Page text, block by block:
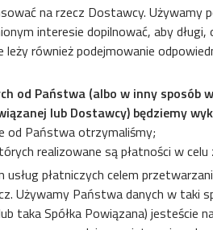
na rzecz Dostawcy. Używamy
interesie dopilnować, aby
leży również podejmowanie
od Państwa (albo w inny sposób
lub Dostawcy) będziemy
od Państwa otrzymaliśmy;
realizowane są płatności w
płatniczych celem
Używamy Państwa danych w taki
Spółka Powiązana) jesteście